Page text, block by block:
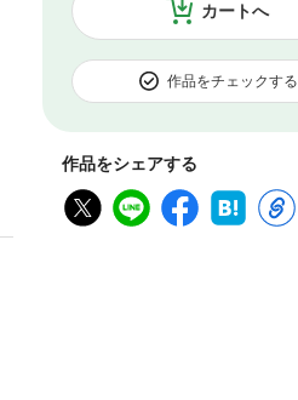
カートへ
作品をチェックする
作品をシェアする